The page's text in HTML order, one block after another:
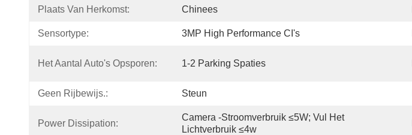
Plaats Van Herkomst: Chinees
Sensortype: 3MP High Performance CI's
Het Aantal Auto's Opsporen: 1-2 Parking Spaties
Geen Rijbewijs.: Steun
Power Dissipation:
Camera -stroomverbruik ≤5W; Vul Het
Lichtverbruik ≤4w